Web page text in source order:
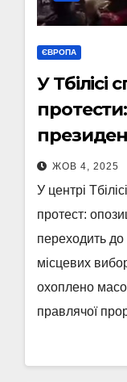
ЄВРОПА
У Тбілісі
ЖОВ 4, 2025
У центрі
протест:
переходить
місцевих
охоплено
правлячої